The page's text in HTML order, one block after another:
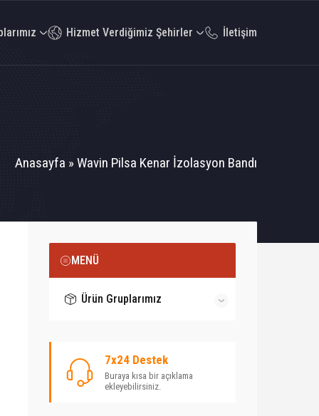
Hizmet Verdiğimiz Şehirler İletişim
Anasayfa »Wavin Pilsa Kenar İzolasyon Bandı
MENÜ
Ürün Gruplarımız
7x24 Destek
Buraya kısa bir açıklama
ekleyebilirsiniz.